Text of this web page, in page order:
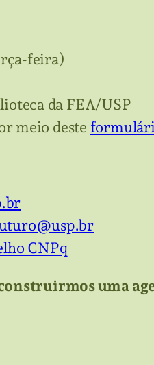
feira)
da FEA/USP
meio deste
CNPq
uma